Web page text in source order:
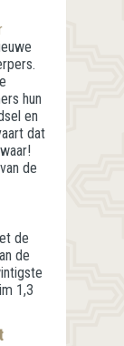
hun
en
dat
de
de
de
1,3